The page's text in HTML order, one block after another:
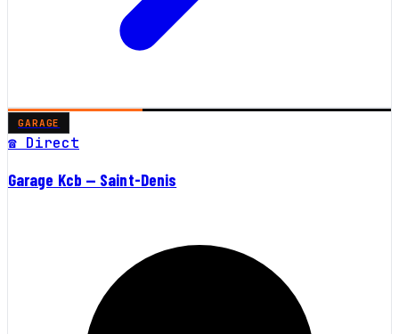
GARAGE
☎ Direct
Garage Kcb — Saint-Denis